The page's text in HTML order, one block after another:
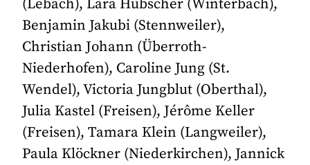
(Lebach), Lara Hübscher (Winterbach),
Benjamin Jakubi (Stennweiler),
Christian Johann (Überroth-
Niederhofen), Caroline Jung (St.
Wendel), Victoria Jungblut (Oberthal),
Julia Kastel (Freisen), Jérôme Keller
(Freisen), Tamara Klein (Langweiler),
Paula Klöckner (Niederkirchen), Jannick